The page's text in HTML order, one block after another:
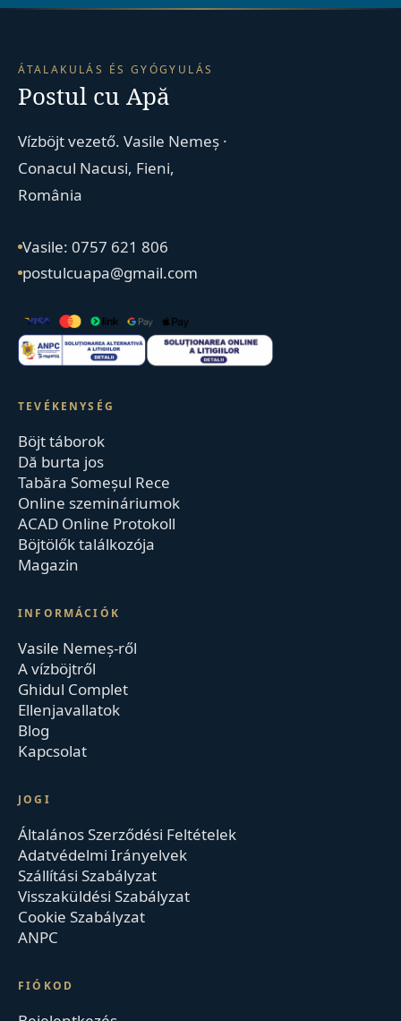
ÁTALAKULÁS ÉS GYÓGYULÁS
Postul cu Apă
Vízböjt vezető. Vasile Nemeș ·
Conacul Nacusi, Fieni,
România
Vasile: 0757 621 806
postulcuapa@gmail.com
TEVÉKENYSÉG
Böjt táborok
Dă burta jos
Tabăra Someșul Rece
Online szemináriumok
ACAD Online Protokoll
Böjtölők találkozója
Magazin
INFORMÁCIÓK
Vasile Nemeș-ről
A vízböjtről
Ghidul Complet
Ellenjavallatok
Blog
Kapcsolat
JOGI
Általános Szerződési Feltételek
Adatvédelmi Irányelvek
Szállítási Szabályzat
Visszaküldési Szabályzat
Cookie Szabályzat
ANPC
FIÓKOD